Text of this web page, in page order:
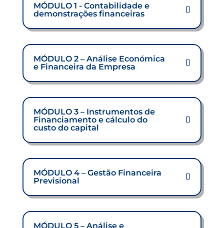
MÓDULO 1 - Contabilidade e
demonstrações financeiras
MÓDULO 2 – Análise Económica
e Financeira da Empresa
MÓDULO 3 – Instrumentos de
Financiamento e cálculo do
custo do capital
MÓDULO 4 – Gestão Financeira
Previsional
MÓDULO 5 – Análise e